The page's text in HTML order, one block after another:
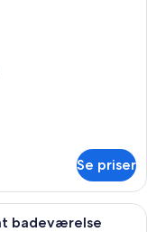
Se priser
med to senge, et
badeværelse